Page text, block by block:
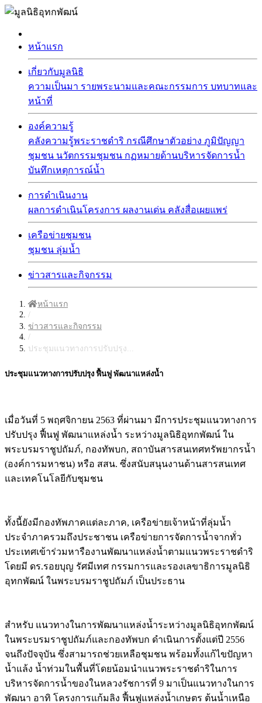
หน้าแรก
เกี่ยวกับมูลนิธิ
ความเป็นมา รายพระนามและคณะกรรมการ บทบาทและ
หน้าที่
องค์ความรู้
คลังความรู้พระราชดำริ กรณีศึกษาตัวอย่าง ภูมิปัญญา
ชุมชน นวัตกรรมชุมชน กฏหมายด้านบริหารจัดการน้ำ
บันทึกเหตุการณ์น้ำ
การดำเนินงาน
ผลการดำเนินโครงการ ผลงานเด่น คลังสื่อเผยแพร่
เครือข่ายชุมชน
ชุมชน ลุ่มน้ำ
ข่าวสารและกิจกรรม
หน้าแรก
/
ข่าวสารและกิจกรรม
/
ประชุมแนวทางการปรับปรุง...
ประชุมแนวทางการปรับปรุง ฟื้นฟู พัฒนาแหล่งน้ำ
เมื่อวันที่ 5 พฤศจิกายน 2563 ที่ผ่านมา มีการประชุมแนวทางการ
ปรับปรุง ฟื้นฟู พัฒนาแหล่งน้ำ ระหว่างมูลนิธิอุทกพัฒน์ ใน
พระบรมราชูปถัมภ์, กองทัพบก, สถาบันสารสนเทศทรัพยากรน้ำ
(องค์การมหาชน) หรือ สสน. ซึ่งสนับสนุนงานด้านสารสนเทศ
และเทคโนโลยีกับชุมชน
ทั้งนี้ยังมีกองทัพภาคแต่ละภาค, เครือข่ายเจ้าหน้าที่ลุ่มน้ำ
ประจำภาครวมถึงประชาชน เครือข่ายการจัดการน้ำจากทั่ว
ประเทศเข้าร่วมหารืองานพัฒนาแหล่งน้ำตามแนวพระราชดำริ
โดยมี ดร.รอยบุญ รัศมีเทศ กรรมการและรองเลขาธิการมูลนิธิ
อุทกพัฒน์ ในพระบรมราชูปถัมภ์ เป็นประธาน
สำหรับ แนวทางในการพัฒนาแหล่งน้ำระหว่างมูลนิธิอุทกพัฒน์
ในพระบรมราชูปถัมภ์และกองทัพบก ดำเนินการตั้งแต่ปี 2556
จนถึงปัจจุบัน ซึ่งสามารถช่วยเหลือชุมชน พร้อมทั้งแก้ไขปัญหา
น้ำแล้ง น้ำท่วมในพื้นที่โดยน้อมนำแนวพระราชดำริในการ
บริหารจัดการน้ำของในหลวงรัชการที่ 9 มาเป็นแนวทางในการ
พัฒนา อาทิ โครงการแก้มลิง ฟื้นฟูแหล่งน้ำเกษตร ต้นน้ำเหนือ